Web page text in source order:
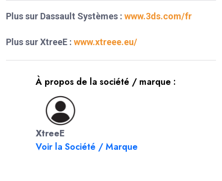
Plus sur Dassault Systèmes : www.3ds.com/fr
Plus sur XtreeE : www.xtreee.eu/
À propos de la société / marque :
XtreeE
Voir la Société / Marque